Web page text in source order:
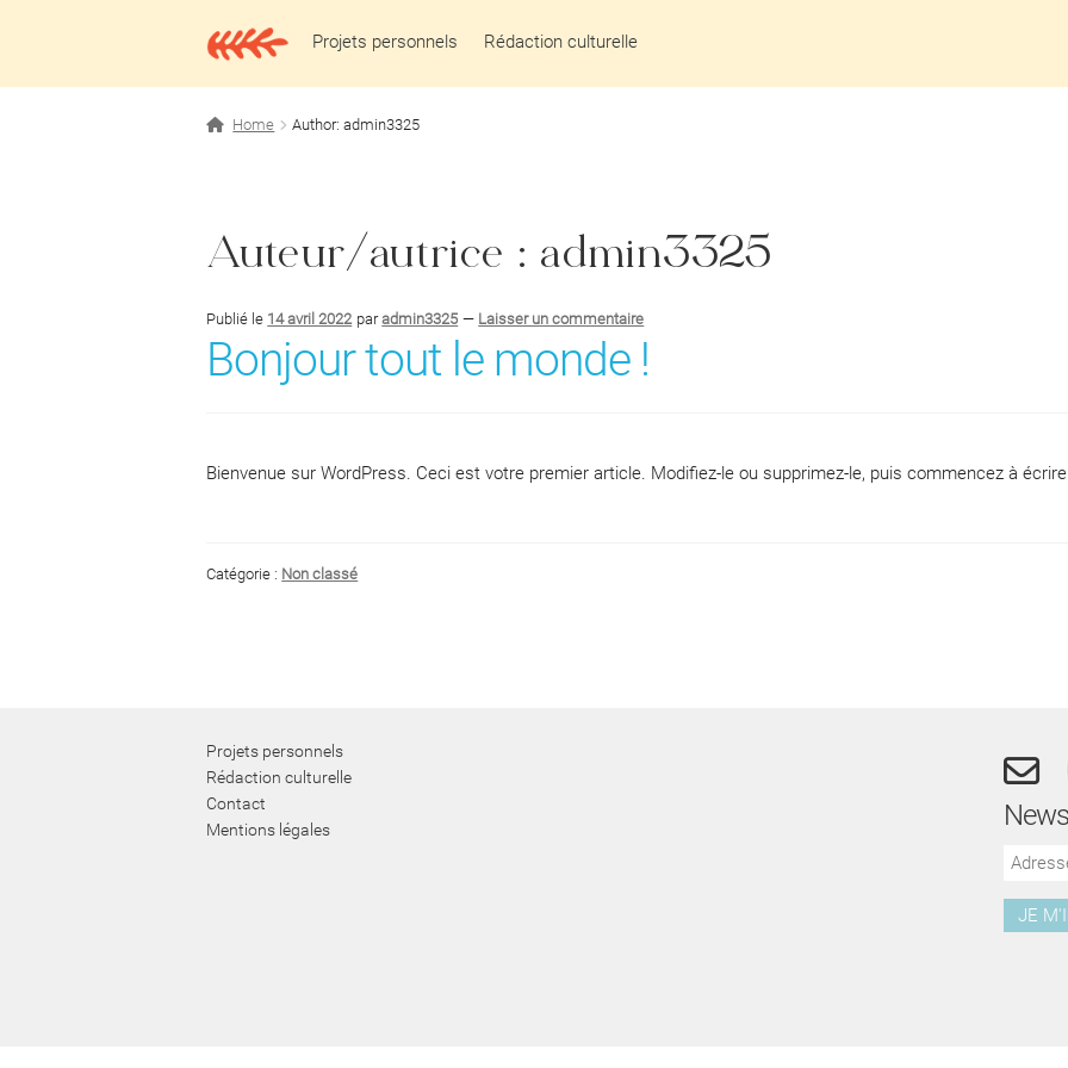
à
au
Projets personnels Rédaction culturelle
Home Author: admin3325
Auteur/autrice : admin3325
Publié le 14 avril 2022 paradmin3325 — Laisser un commentaire
Bonjour tout le monde !
Bienvenue sur WordPress. Ceci est votre premier article. Modifiez-le ou supprimez-le, puis commencez à
Catégorie : Non classé
Projets personnels
Rédaction culturelle
Contact
Mentions légales